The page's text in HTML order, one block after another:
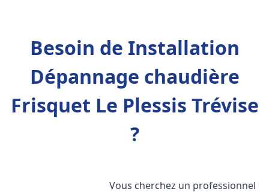
Besoin de Installation
Dépannage chaudière
Frisquet Le Plessis Trévise
?
Vous cherchez un professionnel